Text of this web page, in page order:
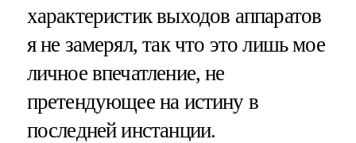
характеристик выходов аппаратов
я не замерял, так что это лишь мое
личное впечатление, не
претендующее на истину в
последней инстанции.